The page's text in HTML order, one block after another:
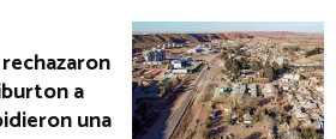
a
una